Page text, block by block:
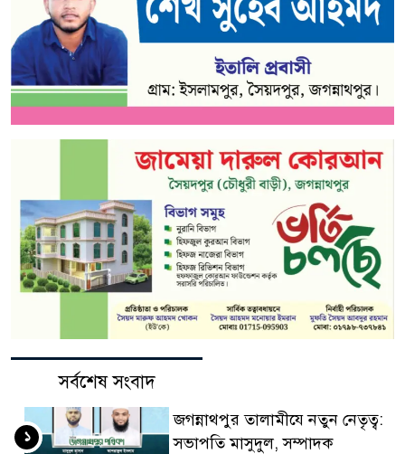
সর্বশেষ সংবাদ
জগন্নাথপুর তালামীযে নতুন নেতৃত্ব:
সভাপতি মাসুদুল, সম্পাদক
১